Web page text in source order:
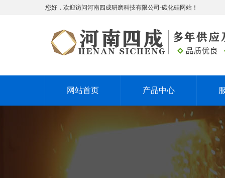
您好，欢迎访问河南四成研磨科技有限公司-碳化硅网站！
网站首页 产品中心